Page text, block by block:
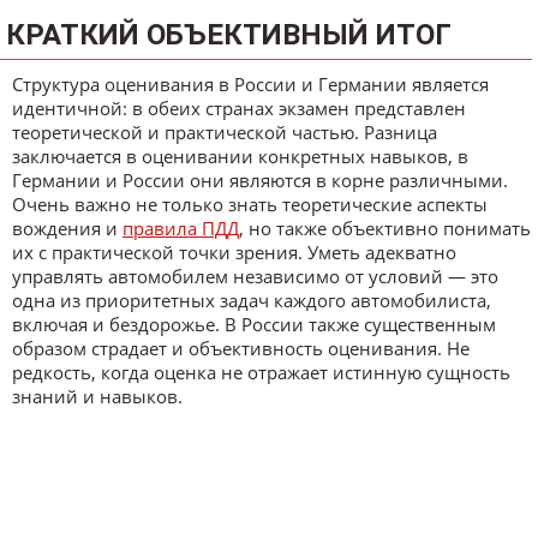
КРАТКИЙ ОБЪЕКТИВНЫЙ ИТОГ
Структура оценивания в России и Германии является
идентичной: в обеих странах экзамен представлен
теоретической и практической частью. Разница
заключается в оценивании конкретных навыков, в
Германии и России они являются в корне различными.
Очень важно не только знать теоретические аспекты
вождения и правила ПДД, но также объективно понимать
их с практической точки зрения. Уметь адекватно
управлять автомобилем независимо от условий — это
одна из приоритетных задач каждого автомобилиста,
включая и бездорожье. В России также существенным
образом страдает и объективность оценивания. Не
редкость, когда оценка не отражает истинную сущность
знаний и навыков.